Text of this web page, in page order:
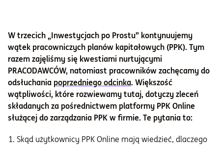
W trzecich „Inwestycjach po Prostu” kontynuujemy
wątek pracowniczych planów kapitałowych (PPK). Tym
razem zajęliśmy się kwestiami nurtującymi
PRACODAWCÓW, natomiast pracowników zachęcamy do
odsłuchania poprzedniego odcinka. Większość
wątpliwości, które rozwiewamy tutaj, dotyczy zleceń
składanych za pośrednictwem platformy PPK Online
służącej do zarządzania PPK w firmie. Te pytania to:
Skąd użytkownicy PPK Online mają wiedzieć, dlaczego